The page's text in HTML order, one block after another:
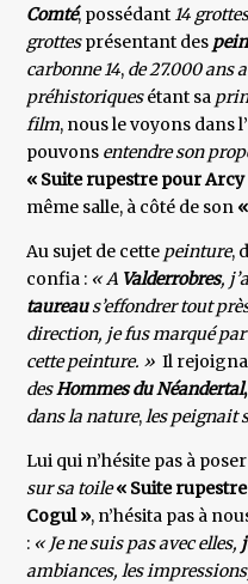
Comté, possédant 14
grottesprésentant des
carbonne 14, de 27.000 ans
préhistoriquesétant sa
film, nous le voyons dans
pouvons entendre son
« Suite rupestre pour Arcy
même salle, à côté de son
Au sujet de cette peinture,
confia : « A Valderrobres,
taureaus’effondrer tout
direction, je fus marqué par
cette peinture. » Il
desHommes du Néandertal,
dans la nature,les peignait
Lui qui n’hésite pas à poser
sur sa toile« Suite rupestre
Cogul », n’hésita pas à
: « Je ne suis pas avec elles,
ambiances, les